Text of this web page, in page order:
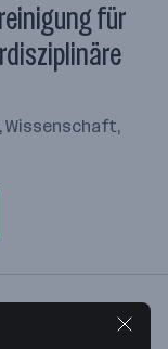
für
Wissenschaft,